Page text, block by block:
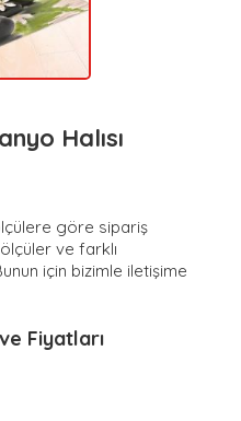
Halısı
göre sipariş
ve farklı
için bizimle iletişime
Fiyatları